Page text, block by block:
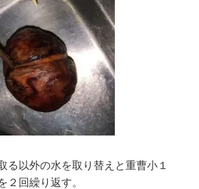
以外の水を取り替えと重曹小１
２回繰り返す。